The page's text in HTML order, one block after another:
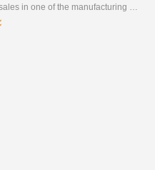
Development, design, production and sales in one of the manufacturing enterprises